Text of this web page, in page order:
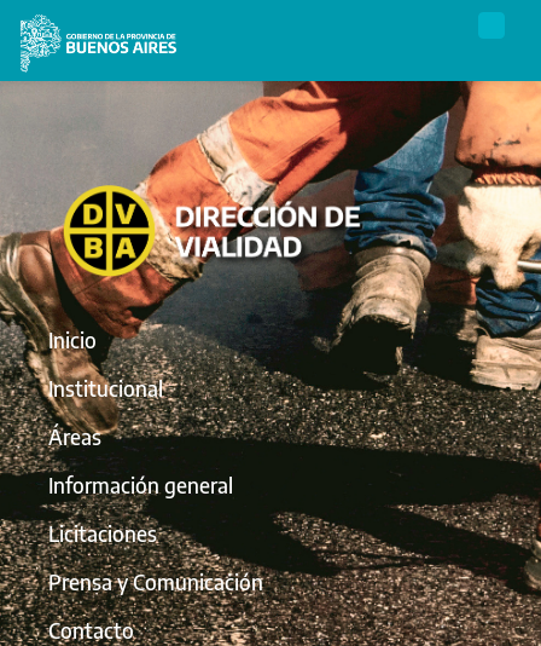
Inicio
Institucional
Áreas
Información general
Licitaciones
Prensa y Comunicación
Contacto